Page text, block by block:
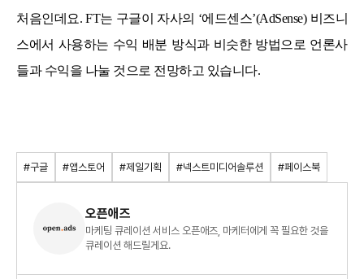
처음인데요. FT는 구글이 자사의 ‘에드센스’(AdSense) 비즈니
스에서 사용하는 수익 배분 방식과 비슷한 방법으로 언론사
들과 수익을 나눌 것으로 전망하고 있습니다.
#구글 #앱스토어 #제일기획 #넥스트미디어솔루션 #페이스북
오픈애즈
마케팅 큐레이션 서비스 오픈애즈, 마케터에게 꼭 필요한 것을
큐레이션 해드릴게요.